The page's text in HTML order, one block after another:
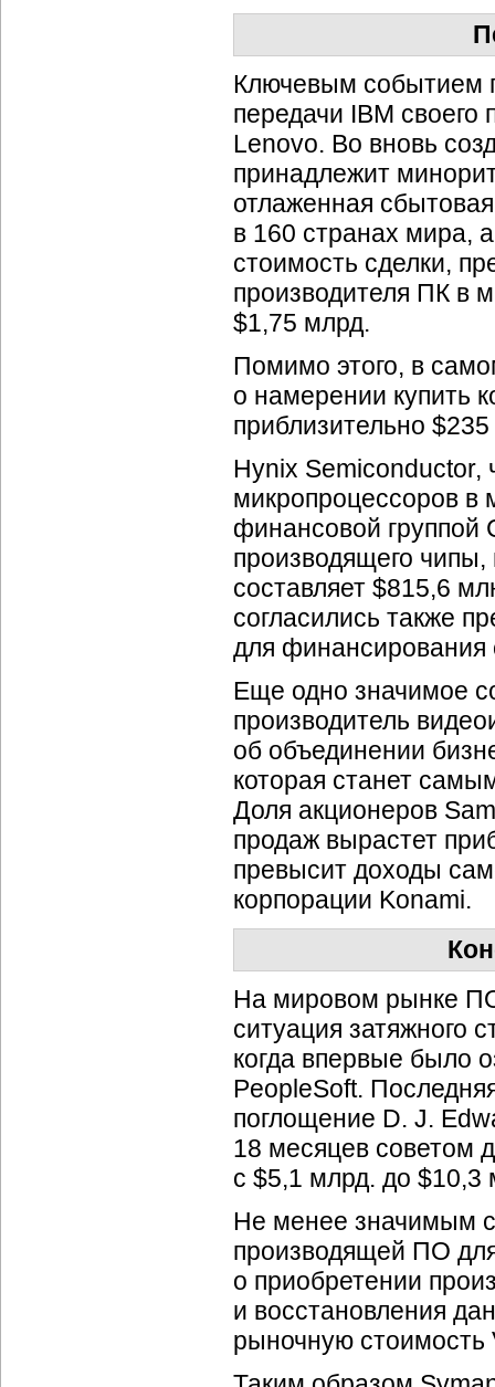
Ключевым событием
передачи IBM своего
Lenovo. Во вновь
принадлежит
отлаженная
в 160 странах мира,
стоимость сделки,
производителя ПК в
$1,75 млрд.
Помимо этого, в
о намерении купить
приблизительно
Hynix Semiconductor,
микропроцессоров в
финансовой группой
производящего
составляет $815,6
согласились также
для финансирования
Еще одно значимое
производитель
об объединении
которая станет
Доля акционеров
продаж вырастет
превысит доходы
корпорации Konami.
На мировом рынке ПО
ситуация затяжного
когда впервые было
PeopleSoft.
поглощение D. J.
18 месяцев советом
с $5,1 млрд. до $10,3
Не менее значимым
производящей ПО
о приобретении
и восстановления
рыночную стоимость